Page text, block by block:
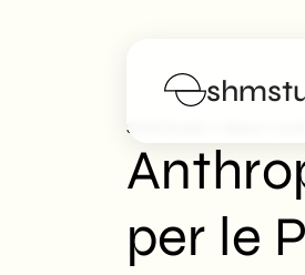
Portfolio
SHM Studio
per le